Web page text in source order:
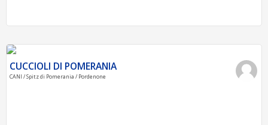
CUCCIOLI DI POMERANIA
CANI / Spitz di Pomerania / Pordenone